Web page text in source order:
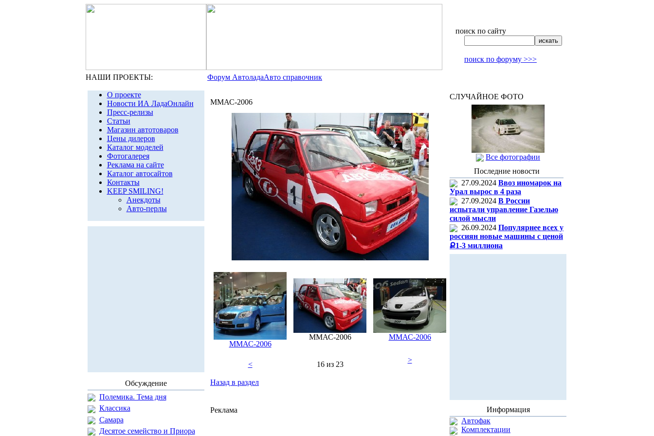
поиск по сайту
поиск по форуму >>>
НАШИ ПРОЕКТЫ: Форум АвтоладаАвто справочник
О проекте
Новости ИА ЛадаОнлайн
Пресс-релизы
Статьи
Магазин автотоваров
Цены дилеров
Каталог моделей
Фотогалерея
Реклама на сайте
Каталог автосайтов
Контакты
KEEP SMILING!
Анекдоты
Авто-перлы
Обсуждение
Полемика. Тема дня
Классика
Самара
Десятое семейство и Приора
ММАС-2006
ММАС-2006
ММАС-2006 ММАС-2006
< 16 из 23
>
Назад в раздел
Реклама
СЛУЧАЙНОЕ ФОТО
Все фотографии
Последние новости
27.09.2024 Ввоз иномарок на
Урал вырос в 4 раза
27.09.2024 В России
испытали управление Газелью
силой мысли
26.09.2024 Популярнее всех у
россиян новые машины с ценой
Ք1-3 миллиона
Информация
Автофак
Комплектации